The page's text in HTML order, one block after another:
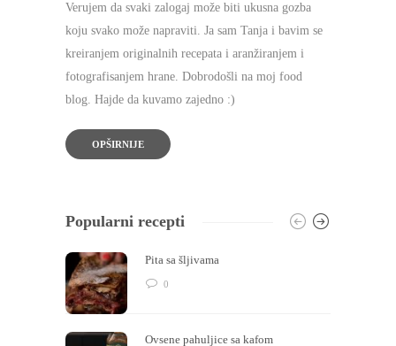
Verujem da svaki zalogaj može biti ukusna gozba
koju svako može napraviti. Ja sam Tanja i bavim se
kreiranjem originalnih recepata i aranžiranjem i
fotografisanjem hrane. Dobrodošli na moj food
blog. Hajde da kuvamo zajedno :)
OPŠIRNIJE
Popularni recepti
Pita sa šljivama
0
Ovsene pahuljice sa kafom